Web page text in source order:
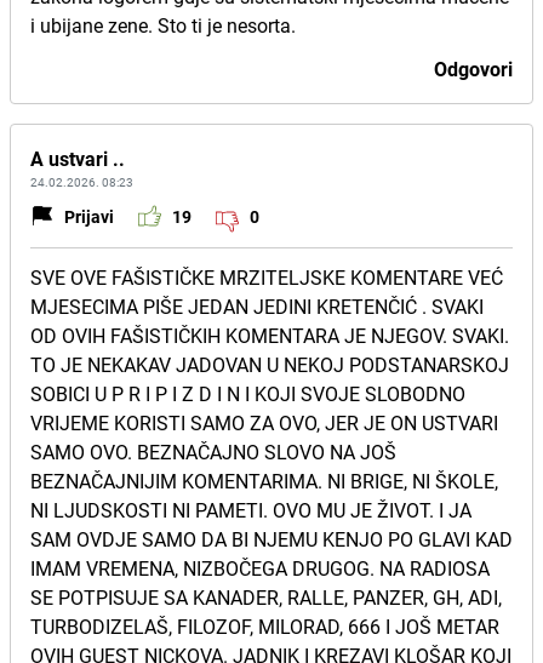
i ubijane zene. Sto ti je nesorta.
Odgovori
A ustvari ..
24.02.2026. 08:23
Prijavi 19 0
SVE OVE FAŠISTIČKE MRZITELJSKE KOMENTARE VEĆ
MJESECIMA PIŠE JEDAN JEDINI KRETENČIĆ . SVAKI
OD OVIH FAŠISTIČKIH KOMENTARA JE NJEGOV. SVAKI.
TO JE NEKAKAV JADOVAN U NEKOJ PODSTANARSKOJ
SOBICI U P R I P I Z D I N I KOJI SVOJE SLOBODNO
VRIJEME KORISTI SAMO ZA OVO, JER JE ON USTVARI
SAMO OVO. BEZNAČAJNO SLOVO NA JOŠ
BEZNAČAJNIJIM KOMENTARIMA. NI BRIGE, NI ŠKOLE,
NI LJUDSKOSTI NI PAMETI. OVO MU JE ŽIVOT. I JA
SAM OVDJE SAMO DA BI NJEMU KENJO PO GLAVI KAD
IMAM VREMENA, NIZBOČEGA DRUGOG. NA RADIOSA
SE POTPISUJE SA KANADER, RALLE, PANZER, GH, ADI,
TURBODIZELAŠ, FILOZOF, MILORAD, 666 I JOŠ METAR
OVIH GUEST NICKOVA. JADNIK I KREZAVI KLOŠAR KOJI